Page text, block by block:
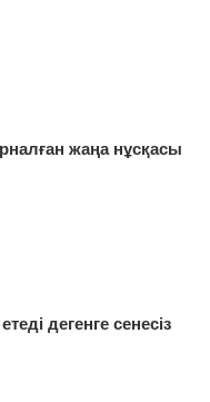
жаңа нұсқасы
дегенге сенесіз